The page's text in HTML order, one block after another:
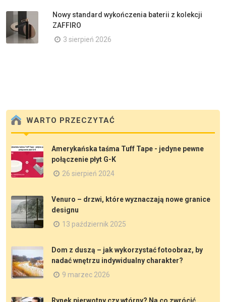
Nowy standard wykończenia baterii z kolekcji
ZAFFIRO
3 sierpień 2026
WARTO PRZECZYTAĆ
Amerykańska taśma Tuff Tape - jedyne pewne
połączenie płyt G-K
26 sierpień 2024
Venuro – drzwi, które wyznaczają nowe granice
designu
13 październik 2025
Dom z duszą – jak wykorzystać fotoobraz, by
nadać wnętrzu indywidualny charakter?
9 marzec 2026